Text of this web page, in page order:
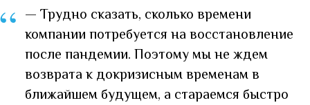
— Трудно сказать, сколько времени
компании потребуется на восстановление
после пандемии. Поэтому мы не ждем
возврата к докризисным временам в
ближайшем будущем, а стараемся быстро